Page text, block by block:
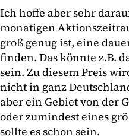
Ich hoffe aber sehr
monatigen
groß genug ist, eine
finden. Das könnte z.B.
sein. Zu diesem Preis
nicht in ganz
aber ein Gebiet von der
oder zumindest eines
sollte es schon sein.